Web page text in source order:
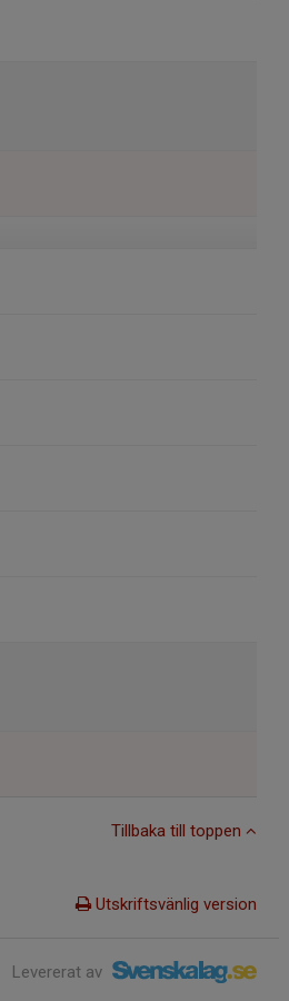
Tillbaka till toppen
Utskriftsvänlig version
Levererat av